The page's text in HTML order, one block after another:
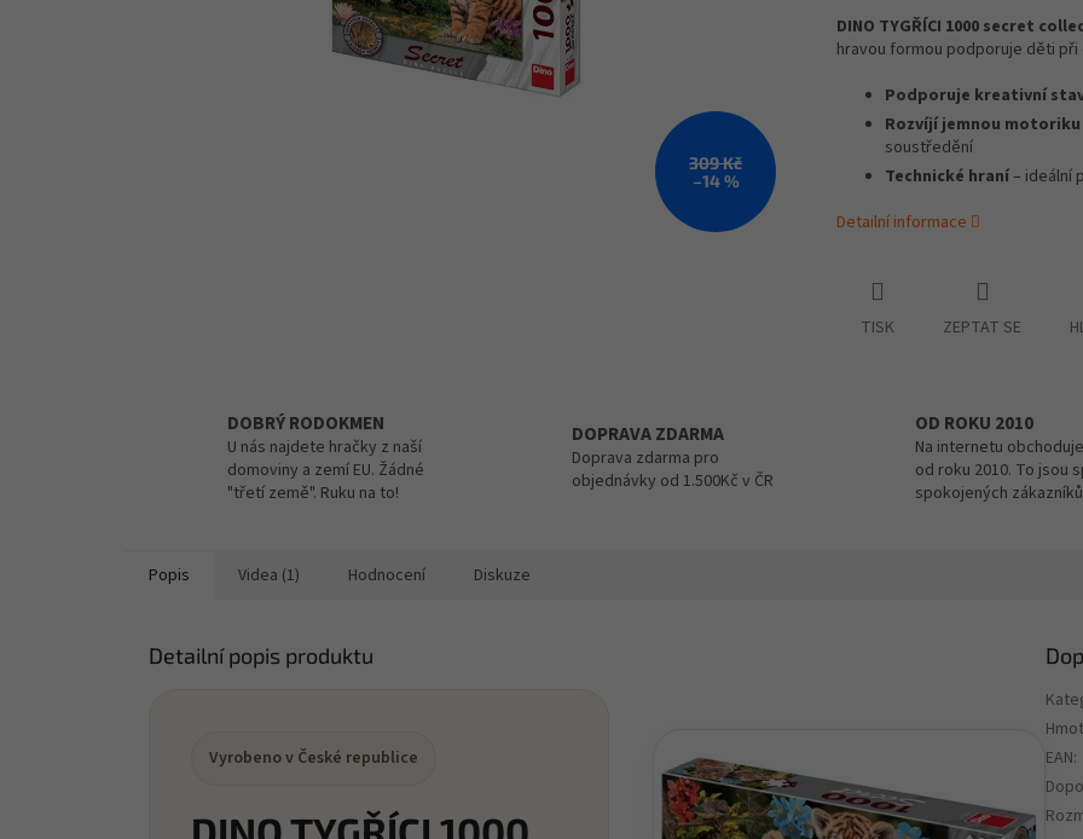
309 Kč
–14 %
DINO TYGŘÍCI 1000 secret
hravou formou podporuje děti
Podporuje kreativní
Rozvíjí jemnou motoriku
soustředění
Technické hraní– ideální
Detailní informace
TISK ZEPTAT SE
DOBRÝ RODOKMEN
U nás najdete hračky z naší
domoviny a zemí EU. Žádné
"třetí země". Ruku na to!
DOPRAVA ZDARMA
Doprava zdarma pro
objednávky od 1.500Kč v ČR
OD ROKU 2010
Na internetu
od roku 2010. To jsou
spokojených
Popis Videa (1) Hodnocení Diskuze
Detailní popis produktu
Vyrobeno v České republice
EAN: